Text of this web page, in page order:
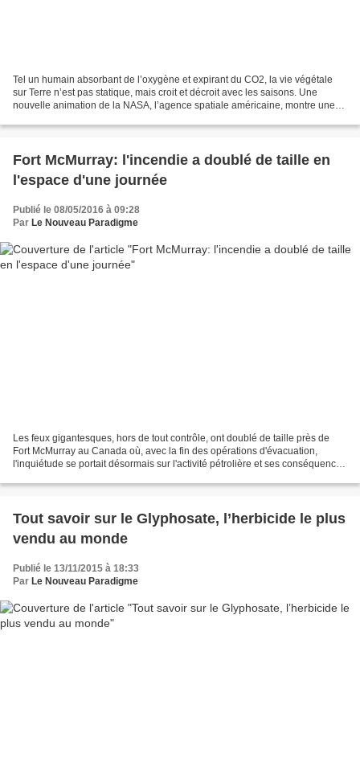
Tel un humain absorbant de l’oxygène et expirant du CO2, la vie végétale
sur Terre n’est pas statique, mais croit et décroit avec les saisons. Une
nouvelle animation de la NASA, l’agence spatiale américaine, montre une
Fort McMurray: l'incendie a doublé de taille en
l'espace d'une journée
Publié le 08/05/2016 à 09:28
Par Le Nouveau Paradigme
Les feux gigantesques, hors de tout contrôle, ont doublé de taille près de
Fort McMurray au Canada où, avec la fin des opérations d'évacuation,
l'inquiétude se portait désormais sur l'activité pétrolière et ses conséquences
Tout savoir sur le Glyphosate, l’herbicide le plus
vendu au monde
Publié le 13/11/2015 à 18:33
Par Le Nouveau Paradigme